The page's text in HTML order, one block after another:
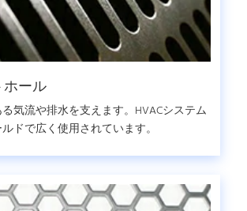
ール
気流や排水を支えます。HVACシステム
ドで広く使用されています。